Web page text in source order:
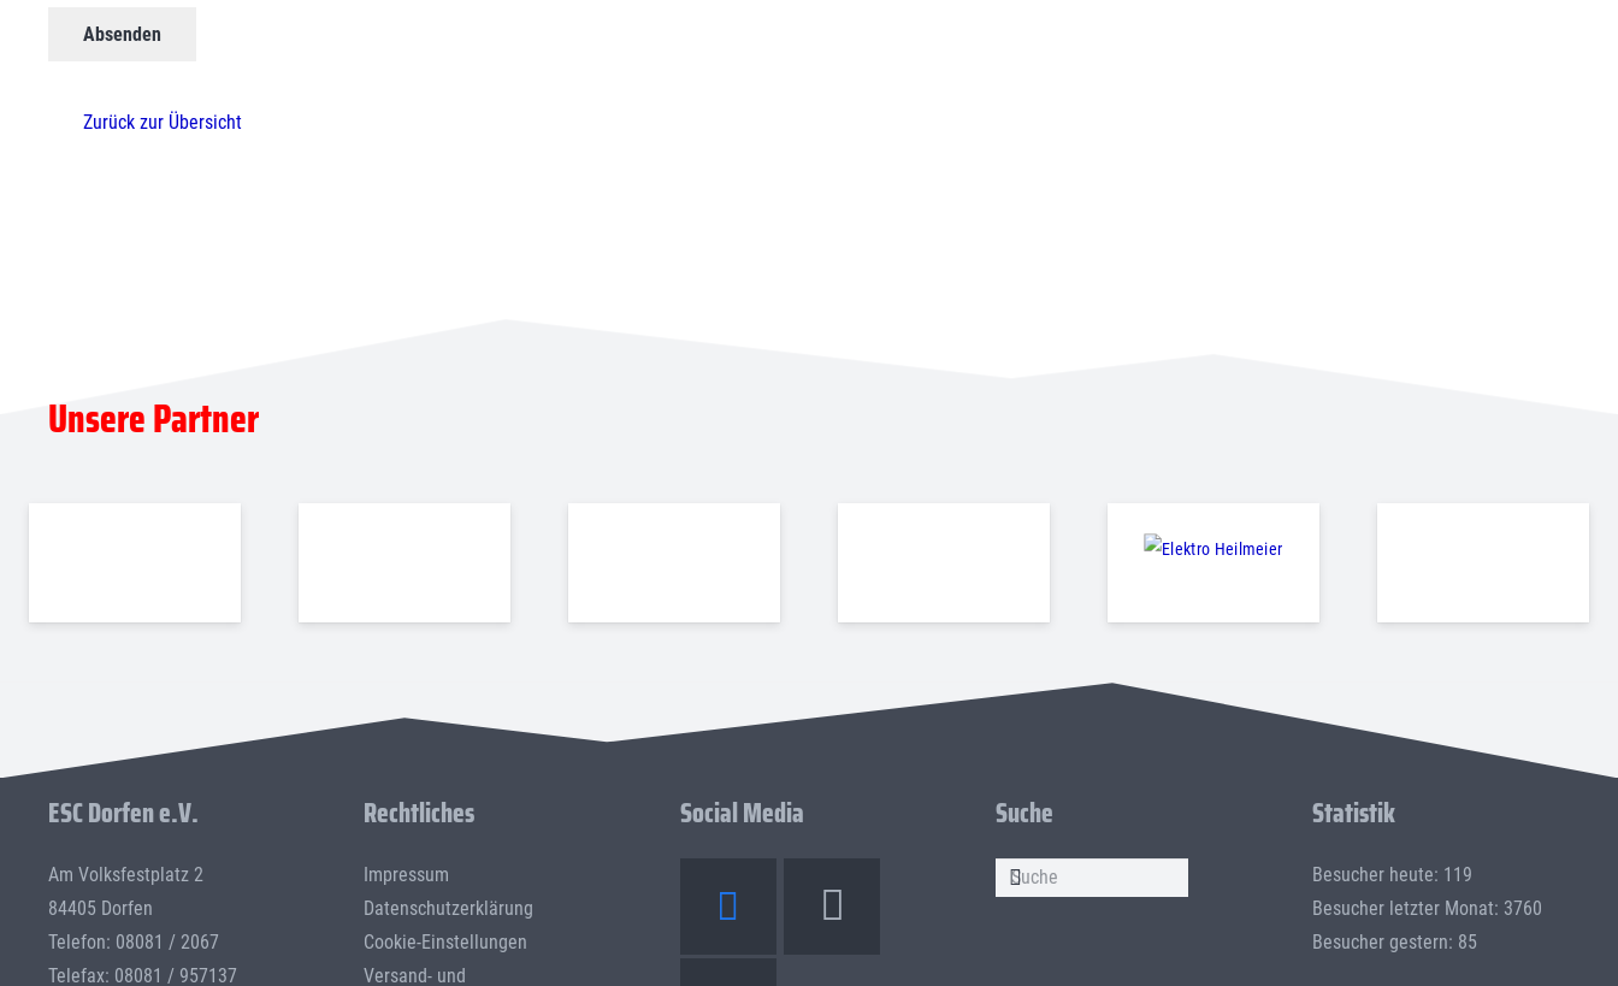
Zurück zur Übersicht
Unsere Partner
ESC Dorfen e.V.
Am Volksfestplatz 2
84405 Dorfen
Telefon: 08081 / 2067
Telefax: 08081 / 957137
Rechtliches
Impressum
Datenschutzerklärung
Cookie-Einstellungen
Versand- und
Social Media Suche Statistik
Besucher heute: 119
Besucher letzter Monat: 3760
Besucher gestern: 85